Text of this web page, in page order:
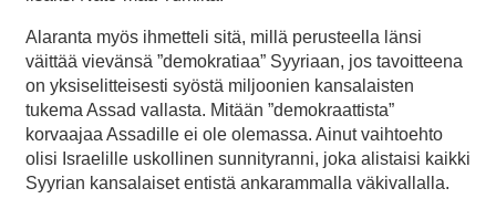
Alaranta myös ihmetteli sitä, millä perusteella länsi
väittää vievänsä ”demokratiaa” Syyriaan, jos tavoitteena
on yksiselitteisesti syöstä miljoonien kansalaisten
tukema Assad vallasta. Mitään ”demokraattista”
korvaajaa Assadille ei ole olemassa. Ainut vaihtoehto
olisi Israelille uskollinen sunnityranni, joka alistaisi kaikki
Syyrian kansalaiset entistä ankarammalla väkivallalla.